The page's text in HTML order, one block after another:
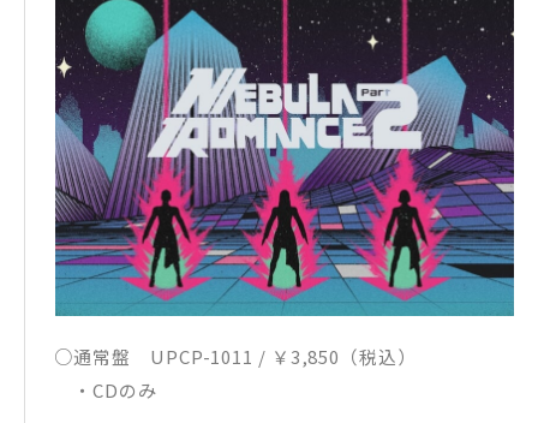
○通常盤 UPCP-1011 / ￥3,850（税込）
・CDのみ